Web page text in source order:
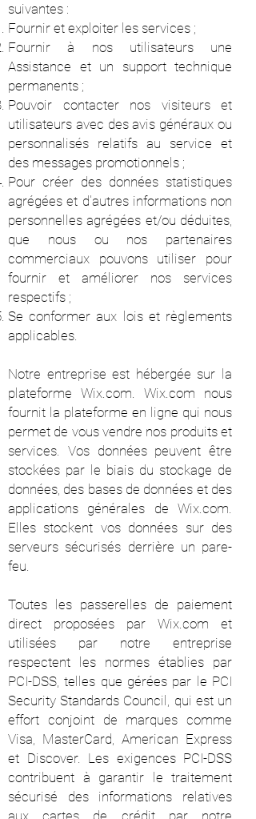
suivantes :
Fournir et exploiter les services ;
Fournir à nos utilisateurs une
Assistance et un support technique
permanents ;
Pouvoir contacter nos visiteurs et
utilisateurs avec des avis généraux ou
personnalisés relatifs au service et
des messages promotionnels ;
Pour créer des données statistiques
agrégées et d'autres informations non
personnelles agrégées et/ou déduites,
que nous ou nos partenaires
commerciaux pouvons utiliser pour
fournir et améliorer nos services
respectifs ;
Se conformer aux lois et règlements
applicables.
Notre entreprise est hébergée sur la
plateforme Wix.com. Wix.com nous
fournit la plateforme en ligne qui nous
permet de vous vendre nos produits et
services. Vos données peuvent être
stockées par le biais du stockage de
données, des bases de données et des
applications générales de Wix.com.
Elles stockent vos données sur des
serveurs sécurisés derrière un pare-
feu.
Toutes les passerelles de paiement
direct proposées par Wix.com et
utilisées par notre entreprise
respectent les normes établies par
PCI-DSS, telles que gérées par le PCI
Security Standards Council, qui est un
effort conjoint de marques comme
Visa, MasterCard, American Express
et Discover. Les exigences PCI-DSS
contribuent à garantir le traitement
sécurisé des informations relatives
aux cartes de crédit par notre